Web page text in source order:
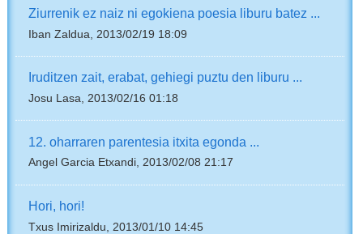
Ziurrenik ez naiz ni egokiena poesia liburu batez ...
Iban Zaldua, 2013/02/19 18:09
Iruditzen zait, erabat, gehiegi puztu den liburu ...
Josu Lasa, 2013/02/16 01:18
12. oharraren parentesia itxita egonda ...
Angel Garcia Etxandi, 2013/02/08 21:17
Hori, hori!
Txus Imirizaldu, 2013/01/10 14:45